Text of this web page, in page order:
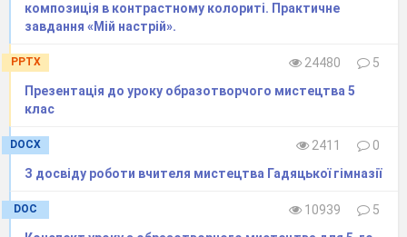
композиція в контрастному колориті. Практичне
завдання «Мій настрій».
PPTX 24480
5
Презентація до уроку образотворчого мистецтва 5
клас
DOCX 2411
0
З досвіду роботи вчителя мистецтва Гадяцької гімназії
DOC 10939
5